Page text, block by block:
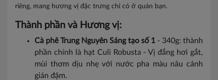
riêng, mang hương vị đặc trưng chỉ có ở quán bạn.
Thành phần và Hương vị:
Cà phê Trung Nguyên Sáng tạo số 1 - 340g: thành
phần chính là hạt Culi Robusta - Vị đắng hơi gắt,
mùi thơm dịu nhẹ với nước pha màu nâu cánh
gián đậm.